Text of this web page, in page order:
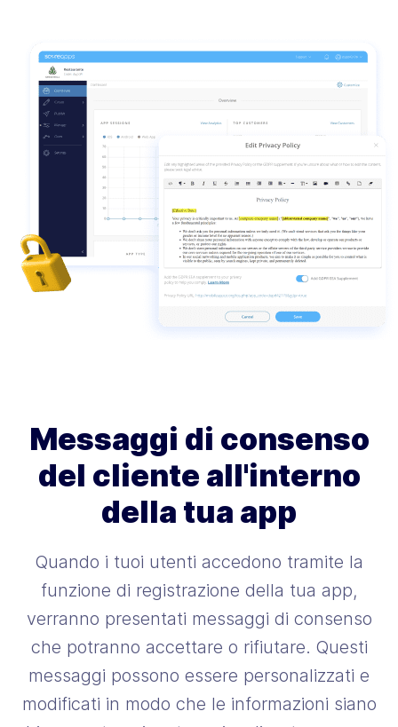
Messaggi di consenso
del cliente all'interno
della tua app
Quando i tuoi utenti accedono tramite la
funzione di registrazione della tua app,
verranno presentati messaggi di consenso
che potranno accettare o rifiutare. Questi
messaggi possono essere personalizzati e
modificati in modo che le informazioni siano